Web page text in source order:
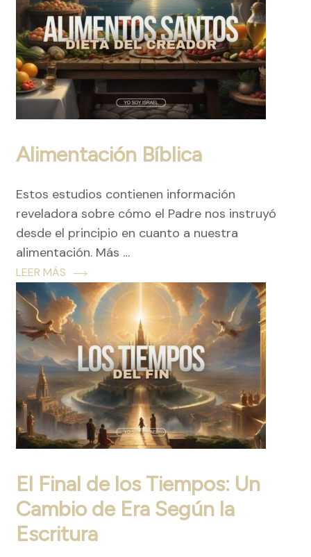
Alimentación Bíblica
Estos estudios contienen información
reveladora sobre cómo el Padre nos instruyó
desde el principio en cuanto a nuestra
alimentación. Más …
LEER MÁS
El Final de los Tiempos: Un
Cambio de Era Según la
Escritura